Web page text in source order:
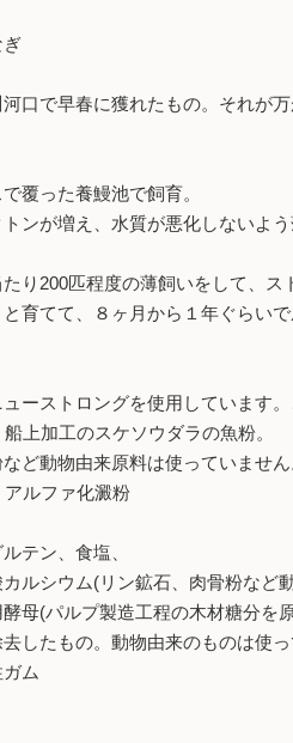
ぎ
口で早春に獲れたもの。それが
覆った養鰻池で飼育。
ンが増え、水質が悪化しないよ
り200匹程度の薄飼いをして、ス
育てて、８ヶ月から１年ぐらい
ーストロングを使用しています
上加工のスケソウダラの魚粉。
由来原料は使っていません
ルファ化澱粉
、食塩、
ム(リン鉱石、肉骨粉など動物
プ製造工程の木材糖分を原料
の。動物由来のものは使っ
ム